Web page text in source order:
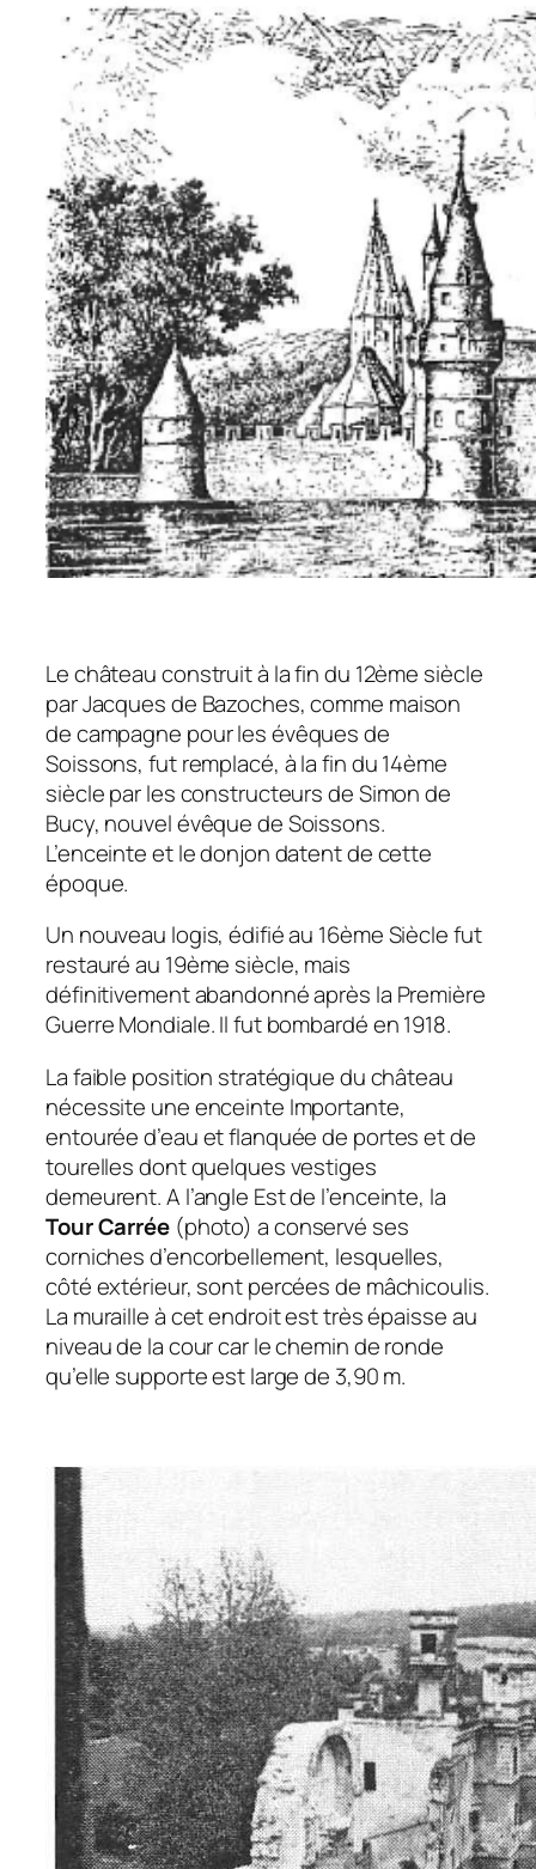
Le château construit à la fin du 12ème siècle
par Jacques de Bazoches, comme maison
de campagne pour les évêques de
Soissons, fut remplacé, à la fin du 14ème
siècle par les constructeurs de Simon de
Bucy, nouvel évêque de Soissons.
L’enceinte et le donjon datent de cette
époque.
Un nouveau logis, édifié au 16ème Siècle fut
restauré au 19ème siècle, mais
définitivement abandonné après la Première
Guerre Mondiale. Il fut bombardé en 1918.
La faible position stratégique du château
nécessite une enceinte Importante,
entourée d’eau et flanquée de portes et de
tourelles dont quelques vestiges
demeurent. A l’angle Est de l’enceinte, la
Tour Carrée(photo) a conservé ses
corniches d’encorbellement, lesquelles,
côté extérieur, sont percées de mâchicoulis.
La muraille à cet endroit est très épaisse au
niveau de la cour car le chemin de ronde
qu’elle supporte est large de 3,90 m.